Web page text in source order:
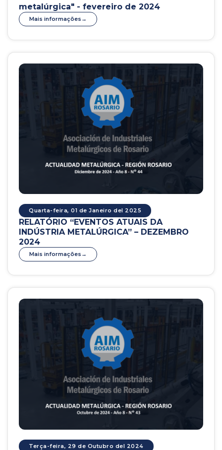
metalúrgica" - fevereiro de 2024
Mais informações
Quarta-feira, 01 de Janeiro del 2025
RELATÓRIO “EVENTOS ATUAIS DA
INDÚSTRIA METALÚRGICA” – DEZEMBRO
2024
Mais informações
Terça-feira, 29 de Outubro del 2024